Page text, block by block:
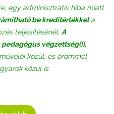
egy adminisztratív hiba miatt
be kreditértékkela
teljesítésénél. A
végzettség(!),
közül, és örömmel
közül is.